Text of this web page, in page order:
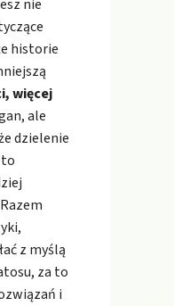
nie
historie
więcej
ale
dzielenie
z myślą
za to
i